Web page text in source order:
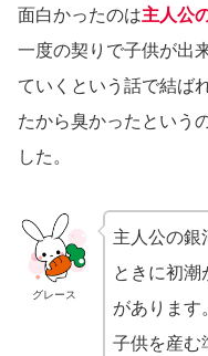
面白かったのは主人公
一度の契りで子供が出
ていくという話で結ば
たから臭かったという
した。
グレース
主人公の銀
ときに初潮
があります
子供を産む